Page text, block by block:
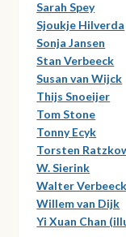
Sarah Spey
Sjoukje Hilverda
Sonja Jansen
Stan Verbeeck
Susan van Wijck
Thijs Snoeijer
Tom Stone
Tonny Ecyk
Torsten
W. Sierink
Walter
Willem van Dijk
Yi Xuan Chan